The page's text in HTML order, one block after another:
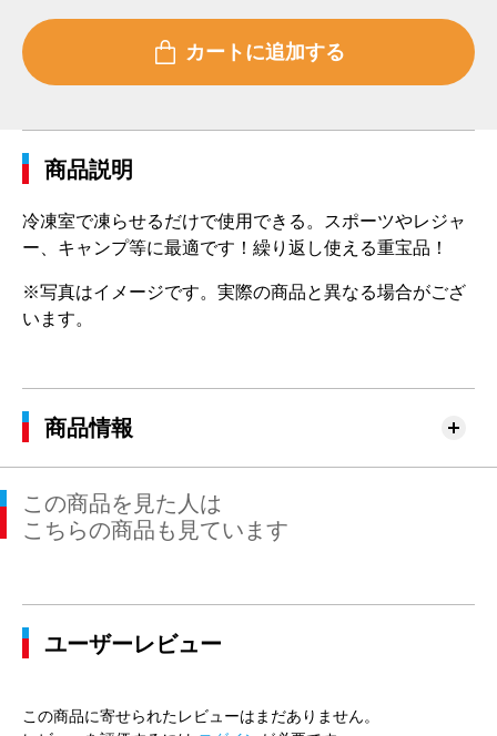
商品説明
冷凍室で凍らせるだけで使用できる。スポーツやレジャ
ー、キャンプ等に最適です！繰り返し使える重宝品！
※写真はイメージです。実際の商品と異なる場合がござ
います。
商品情報
この商品を見た人は
こちらの商品も見ています
ユーザーレビュー
この商品に寄せられたレビューはまだありません。